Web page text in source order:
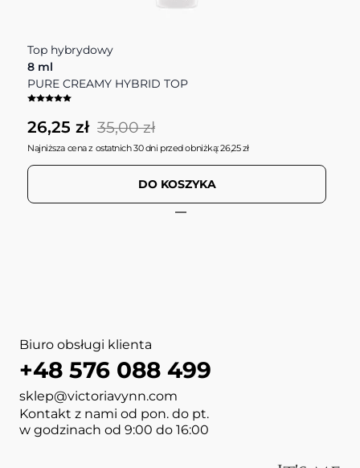
Top hybrydowy
8 ml
PURE CREAMY HYBRID TOP
26,25 zł 35,00 zł
Najniższa cena z ostatnich 30 dni przed obniżką: 26,25 zł
DO KOSZYKA
Biuro obsługi klienta
+48 576 088 499
sklep@victoriavynn.com
Kontakt z nami od pon. do pt.
w godzinach od 9:00 do 16:00